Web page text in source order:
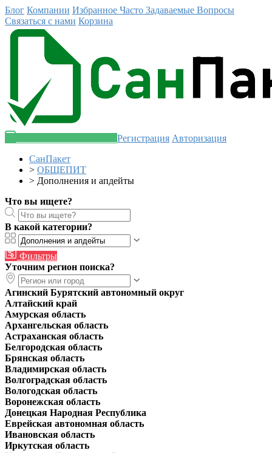
Блог Компании Избранное Часто Задаваемые Вопросы
Связаться с нами Корзина
Регистрация Авторизация
СанПакет
> ОБЩЕПИТ
> Дополнения и апдейты
Что вы ищете?
В какой категории?
Фильтры
Уточним регион поиска?
Агинский Бурятский автономный округ
Алтайский край
Амурская область
Архангельская область
Астраханская область
Белгородская область
Брянская область
Владимирская область
Волгоградская область
Вологодская область
Воронежская область
Донецкая Народная Республика
Еврейская автономная область
Ивановская область
Иркутская область